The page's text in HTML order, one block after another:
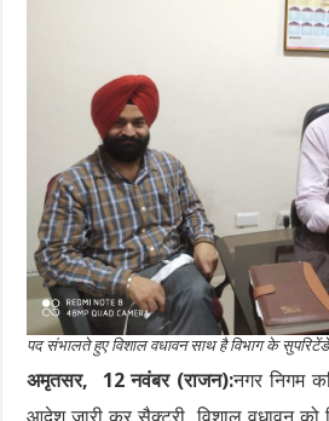
पद संभालते हुए विशाल वधावन साथ है विभाग के
अमृतसर, 12 नवंबर (राजन):नगर निगम
आदेश जारी कर सैक्टरी विशाल वधावन को